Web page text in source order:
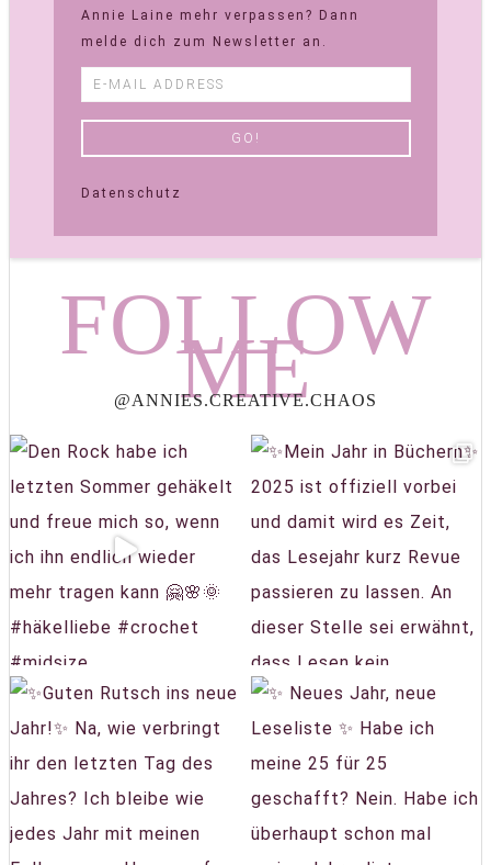
Annie Laine mehr verpassen? Dann
melde dich zum Newsletter an.
Datenschutz
FOLLOW
ME
@ANNIES.CREATIVE.CHAOS